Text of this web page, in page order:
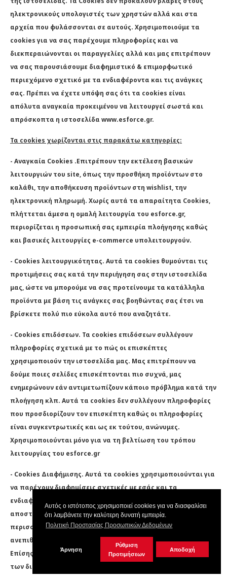
Αυτός ο ιστότοπος χρησιμοποιεί cookies για να διασφαλίσει
ότι λαμβάνετε την καλύτερη δυνατή εμπειρία.
Πολιτική Προστασίας Προσωπικών Δεδομένων
Άρνηση
Ρύθμιση
Προτιμήσεων
Αποδοχή
ηλεκτρονικούς υπολογιστές των χρηστών αλλά και στα
αρχεία που φυλάσσονται σε αυτούς. Χρησιμοποιούμε τα
cookies για να σας παρέχουμε πληροφορίες και να
διεκπεραιώνονται οι παραγγελίες αλλά και μας επιτρέπουν
να σας παρουσιάσουμε διαφημιστικό & επιμορφωτικό
περιεχόμενο σχετικό με τα ενδιαφέροντα και τις ανάγκες
σας. Πρέπει να έχετε υπόψη σας ότι τα cookies είναι
απόλυτα αναγκαία προκειμένου να λειτουργεί σωστά και
απρόσκοπτα η ιστοσελίδα www.esforce.gr.
Τα cookies χωρίζονται στις παρακάτω κατηγορίες:
- Αναγκαία Cookies .Επιτρέπουν την εκτέλεση βασικών
λειτουργιών του site, όπως την προσθήκη προϊόντων στο
καλάθι, την αποθήκευση προϊόντων στη wishlist, την
ηλεκτρονική πληρωμή. Χωρίς αυτά τα απαραίτητα Cookies,
πλήττεται άμεσα η ομαλή λειτουργία του esforce.gr,
περιορίζεται η προσωπική σας εμπειρία πλοήγησης καθώς
και βασικές λειτουργίες e-commerce υπολειτουργούν.
- Cookies λειτουργικότητας. Αυτά τα cookies θυμούνται τις
προτιμήσεις σας κατά την περιήγηση σας στην ιστοσελίδα
μας, ώστε να μπορούμε να σας προτείνουμε τα κατάλληλα
προϊόντα με βάση τις ανάγκες σας βοηθώντας σας έτσι να
βρίσκετε πολύ πιο εύκολα αυτό που αναζητάτε.
- Cookies επιδόσεων. Τα cookies επιδόσεων συλλέγουν
πληροφορίες σχετικά με το πώς οι επισκέπτες
χρησιμοποιούν την ιστοσελίδα μας. Μας επιτρέπουν να
δούμε ποιες σελίδες επισκέπτονται πιο συχνά, μας
ενημερώνουν εάν αντιμετωπίζουν κάποιο πρόβλημα κατά την
πλοήγηση κλπ. Αυτά τα cookies δεν συλλέγουν πληροφορίες
που προσδιορίζουν τον επισκέπτη καθώς οι πληροφορίες
είναι συγκεντρωτικές και ως εκ τούτου, ανώνυμες.
Χρησιμοποιούνται μόνο για να τη βελτίωση του τρόπου
λειτουργίας του esforce.gr
- Cookies Διαφήμισης. Αυτά τα cookies χρησιμοποιούνται για
να παρέχουν διαφημίσεις σχετικές με εσάς και τα
ενδιαφέροντά σας. Χρησιμοποιούνται επίσης για την
αποστολή διαφήμισης ή προσφορών που ανταποκρίνονται
περισσότερο στις ανάγκες σας περιορίζοντας έτσι τα
ανεπιθύμητα και άνευ ουσίας διαφημιστικά μηνύματα.
Επίσης μας βοηθούν στη μέτρηση της αποτελεσματικότητας
των διαφημιστικών καμπανιών μας.